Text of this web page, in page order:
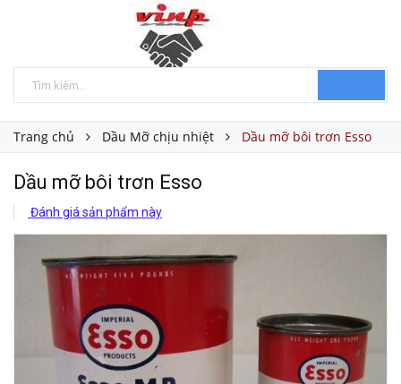
Trang chủ Dầu Mỡ chịu nhiệt Dầu mỡ bôi trơn Esso
Dầu mỡ bôi trơn Esso
Đánh giá sản phẩm này